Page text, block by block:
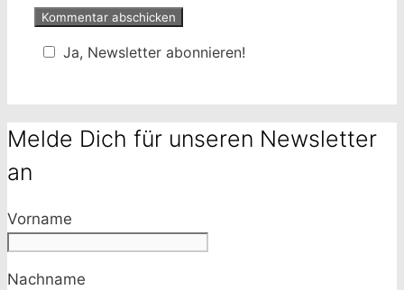
Ja, Newsletter abonnieren!
Melde Dich für unseren Newsletter
an
Vorname
Nachname